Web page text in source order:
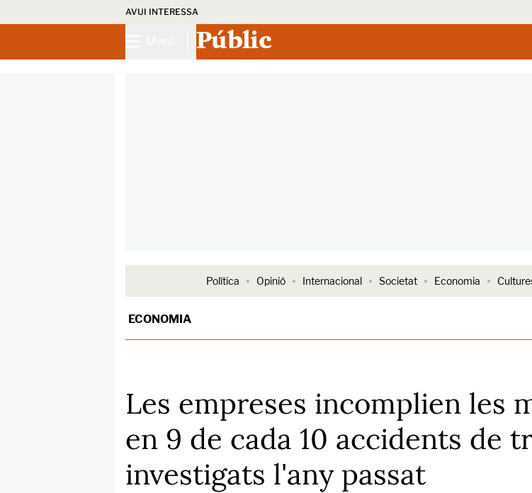
AVUI INTERESSA
Públic
Política Opinió Internacional Societat Economia
ECONOMIA
Les empreses incomplien les
en 9 de cada 10 accidents de
investigats l'any passat